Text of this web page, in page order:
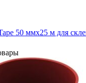
50 ммх25 м для